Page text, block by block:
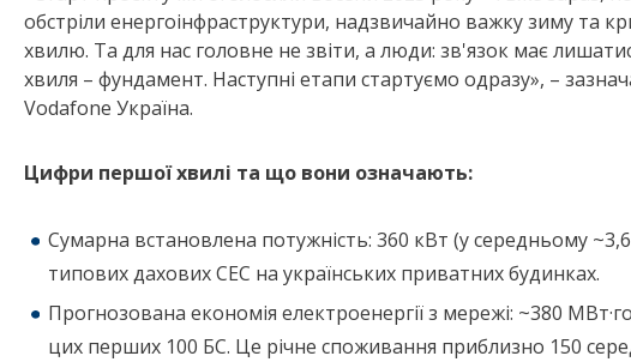
обстріли енергоінфраструктури, надзвичайно важку зиму та
хвилю. Та для нас головне не звіти, а люди: зв'язок має
хвиля – фундамент. Наступні етапи стартуємо одразу», –
Vodafone Україна.
Цифри першої хвилі та що вони означають:
Сумарна встановлена потужність: 360 кВт (у середньому
типових дахових СЕС на українських приватних будинках.
Прогнозована економія електроенергії з мережі: ~380
цих перших 100 БС. Це річне споживання приблизно 150